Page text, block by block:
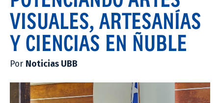
VISUALES, ARTESANÍAS
Y CIENCIAS EN ÑUBLE
Por Noticias UBB